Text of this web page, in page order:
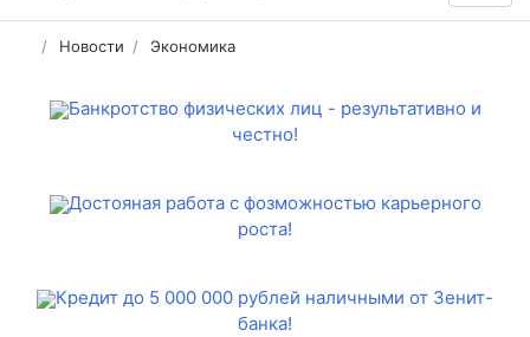
Новости Экономика
Банкротство физических лиц - результативно и
честно!
Достояная работа с фозможностью карьерного
роста!
Кредит до 5 000 000 рублей наличными от Зенит-
банка!